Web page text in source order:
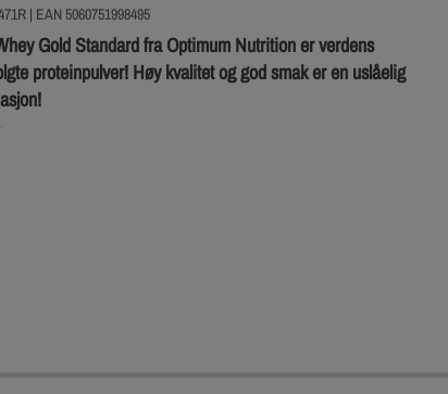
| EAN5060751998495
Gold Standard fra Optimum Nutrition er verdens
proteinpulver! Høy kvalitet og god smak er en uslåelig